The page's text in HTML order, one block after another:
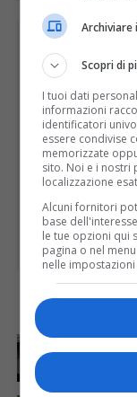
ATTUALITÀ
Servizio
Scopri di
I tuoi dati
informazioni
identificatori
essere condivise
memorizzate
sito. Noi e i nostri
localizzazione
Alcuni fornitori
base
le tue opzioni qui
pagina o nel
nelle